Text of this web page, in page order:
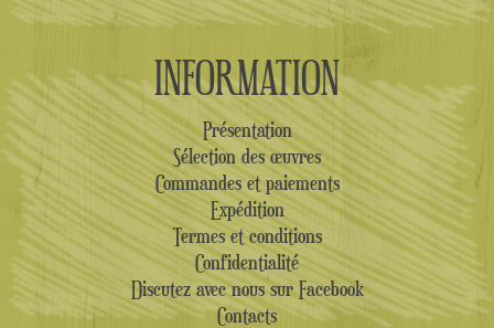
INFORMATION
Présentation
Sélection des œuvres
Commandes et paiements
Expédition
Termes et conditions
Confidentialité
Discutez avec nous sur Facebook
Contacts